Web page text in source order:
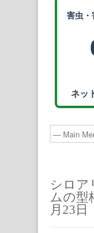
害虫・
ネッ
シロ
ムの型
月23